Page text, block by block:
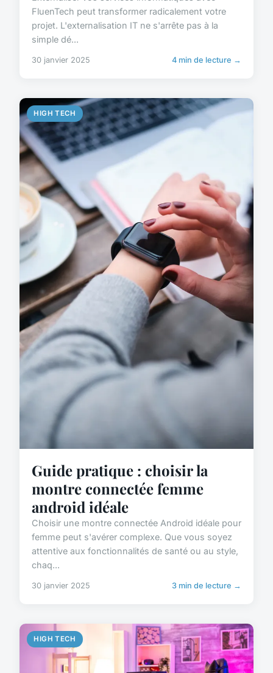
FluenTech peut transformer radicalement votre
projet. L'externalisation IT ne s'arrête pas à la
simple dé...
30 janvier 2025 4 min de lecture →
HIGH TECH
Guide pratique : choisir la
montre connectée femme
android idéale
Choisir une montre connectée Android idéale pour
femme peut s'avérer complexe. Que vous soyez
attentive aux fonctionnalités de santé ou au style,
chaq...
30 janvier 2025 3 min de lecture →
HIGH TECH